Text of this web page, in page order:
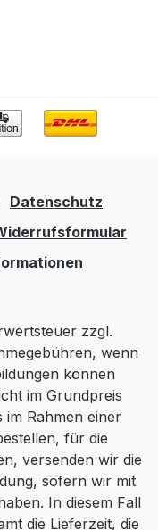
Datenschutz
zzgl.
wenn
können
im Grundpreis
im Rahmen einer
für die
versenden wir die
sofern wir mit
In diesem Fall
die Lieferzeit, die